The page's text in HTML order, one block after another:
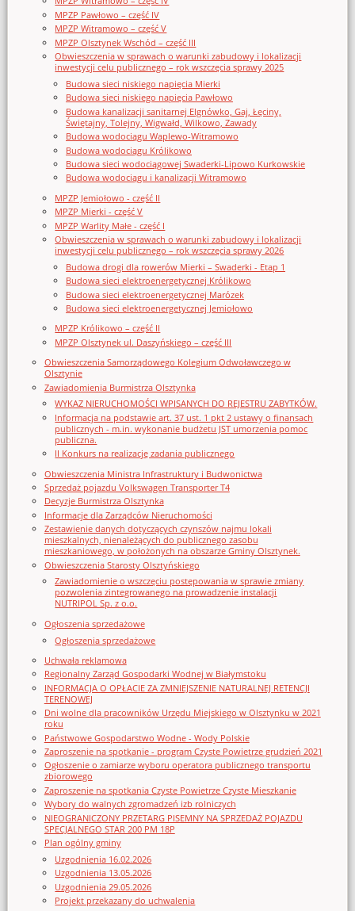
MPZP Pawłowo – część IV
MPZP Witramowo – część V
MPZP Olsztynek Wschód – część III
Obwieszczenia w sprawach o warunki zabudowy i lokalizacji
inwestycji celu publicznego – rok wszczęcia sprawy 2025
Budowa sieci niskiego napięcia Mierki
Budowa sieci niskiego napięcia Pawłowo
Budowa kanalizacji sanitarnej Elgnówko, Gaj, Łęciny,
Świętajny, Tolejny, Wigwałd, Wilkowo, Zawady
Budowa wodociągu Waplewo-Witramowo
Budowa wodociągu Królikowo
Budowa sieci wodociągowej Swaderki-Lipowo Kurkowskie
Budowa wodociągu i kanalizacji Witramowo
MPZP Jemiołowo - część II
MPZP Mierki - część V
MPZP Warlity Małe - część I
Obwieszczenia w sprawach o warunki zabudowy i lokalizacji
inwestycji celu publicznego – rok wszczęcia sprawy 2026
Budowa drogi dla rowerów Mierki – Swaderki - Etap 1
Budowa sieci elektroenergetycznej Królikowo
Budowa sieci elektroenergetycznej Marózek
Budowa sieci elektroenergetycznej Jemiołowo
MPZP Królikowo – część II
MPZP Olsztynek ul. Daszyńskiego – część III
Obwieszczenia Samorządowego Kolegium Odwoławczego w
Olsztynie
Zawiadomienia Burmistrza Olsztynka
WYKAZ NIERUCHOMOŚCI WPISANYCH DO REJESTRU ZABYTKÓW.
Informacja na podstawie art. 37 ust. 1 pkt 2 ustawy o finansach
publicznych - m.in. wykonanie budżetu JST umorzenia pomoc
publiczna.
II Konkurs na realizację zadania publicznego
Obwieszczenia Ministra Infrastruktury i Budwonictwa
Sprzedaż pojazdu Volkswagen Transporter T4
Decyzje Burmistrza Olsztynka
Informacje dla Zarządców Nieruchomości
Zestawienie danych dotyczących czynszów najmu lokali
mieszkalnych, nienależących do publicznego zasobu
mieszkaniowego, w położonych na obszarze Gminy Olsztynek.
Obwieszczenia Starosty Olsztyńskiego
Zawiadomienie o wszczęciu postępowania w sprawie zmiany
pozwolenia zintegrowanego na prowadzenie instalacji
NUTRIPOL Sp. z o.o.
Ogłoszenia sprzedażowe
Ogłoszenia sprzedażowe
Uchwała reklamowa
Regionalny Zarząd Gospodarki Wodnej w Białymstoku
INFORMACJA O OPŁACIE ZA ZMNIEJSZENIE NATURALNEJ RETENCJI
TERENOWEJ
Dni wolne dla pracowników Urzędu Miejskiego w Olsztynku w 2021
roku
Państwowe Gospodarstwo Wodne - Wody Polskie
Zaproszenie na spotkanie - program Czyste Powietrze grudzień 2021
Ogłoszenie o zamiarze wyboru operatora publicznego transportu
zbiorowego
Zaproszenie na spotkania Czyste Powietrze Czyste Mieszkanie
Wybory do walnych zgromadzeń izb rolniczych
NIEOGRANICZONY PRZETARG PISEMNY NA SPRZEDAŻ POJAZDU
SPECJALNEGO STAR 200 PM 18P
Plan ogólny gminy
Uzgodnienia 16.02.2026
Uzgodnienia 13.05.2026
Uzgodnienia 29.05.2026
Projekt przekazany do uchwalenia